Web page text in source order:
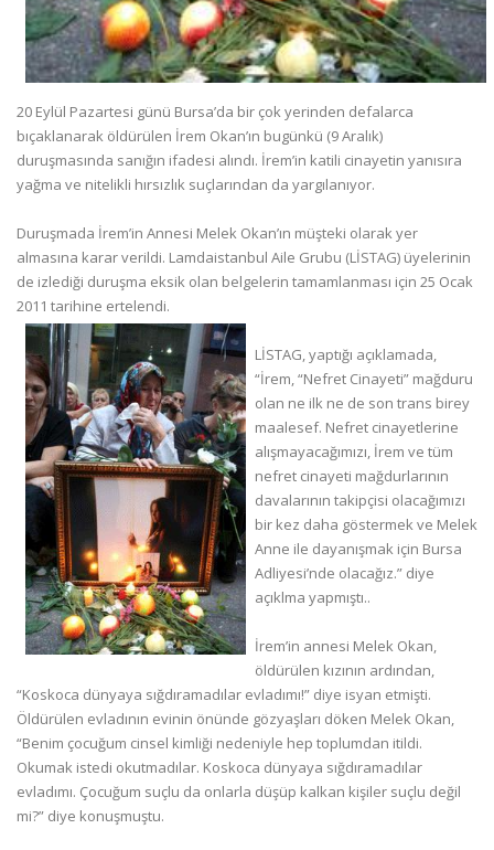
20 Eylül Pazartesi günü Bursa’da bir çok yerinden defalarca
bıçaklanarak öldürülen İrem Okan’ın bugünkü (9 Aralık)
duruşmasında sanığın ifadesi alındı. İrem’in katili cinayetin yanısıra
yağma ve nitelikli hırsızlık suçlarından da yargılanıyor.
Duruşmada İrem’in Annesi Melek Okan’ın müşteki olarak yer
almasına karar verildi. Lamdaistanbul Aile Grubu (LİSTAG) üyelerinin
de izlediği duruşma eksik olan belgelerin tamamlanması için 25 Ocak
2011 tarihine ertelendi.
LİSTAG, yaptığı açıklamada,
“İrem, “Nefret Cinayeti” mağduru
olan ne ilk ne de son trans birey
maalesef. Nefret cinayetlerine
alışmayacağımızı, İrem ve tüm
nefret cinayeti mağdurlarının
davalarının takipçisi olacağımızı
bir kez daha göstermek ve Melek
Anne ile dayanışmak için Bursa
Adliyesi’nde olacağız.” diye
açıklma yapmıştı..
İrem’in annesi Melek Okan,
öldürülen kızının ardından,
“Koskoca dünyaya sığdıramadılar evladımı!” diye isyan etmişti.
Öldürülen evladının evinin önünde gözyaşları döken Melek Okan,
“Benim çocuğum cinsel kimliği nedeniyle hep toplumdan itildi.
Okumak istedi okutmadılar. Koskoca dünyaya sığdıramadılar
evladımı. Çocuğum suçlu da onlarla düşüp kalkan kişiler suçlu değil
mi?” diye konuşmuştu.